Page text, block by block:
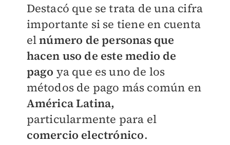
Destacó que se trata de una cifra
importante si se tiene en cuenta
elnúmero de personas que
hacen uso de este medio de
pago ya que es uno de los
métodos de pago más común en
América Latina,
particularmente para el
comercio electrónico.